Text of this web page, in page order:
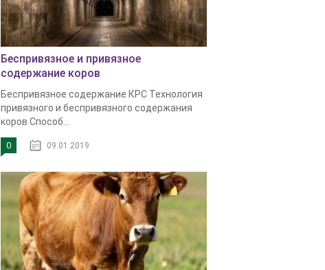
Беспривязное и привязное
содержание коров
Беспривязное содержание КРС Технология
привязного и беспривязного содержания
коров Способ...
0 09.01.2019